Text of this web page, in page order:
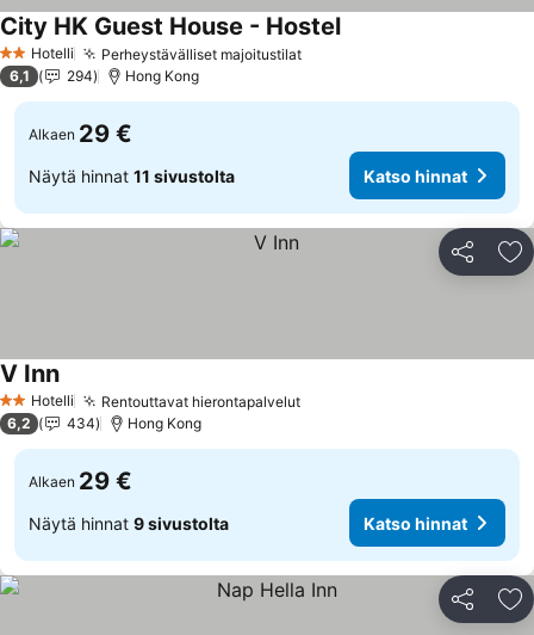
2 Tähtiluokitus
Hotelli Perheystävälliset majoitustilat
City HK Guest House - Hostel
6,1 294 Hong Kong
Alkaen 29 €
Näytä hinnat 11 sivustolta Katso hinnat
Jaa
2 Tähtiluokitus
Hotelli Rentouttavat hierontapalvelut
V Inn
6,2 434 Hong Kong
Alkaen 29 €
Näytä hinnat 9 sivustolta Katso hinnat
Jaa